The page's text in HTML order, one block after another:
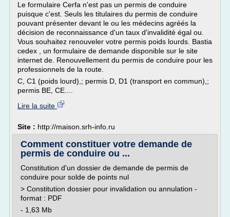
Le formulaire Cerfa n'est pas un permis de conduire
puisque c'est. Seuls les titulaires du permis de conduire
pouvant présenter devant le ou les médecins agréés la
décision de reconnaissance d'un taux d'invalidité égal ou.
Vous souhaitez renouveler votre permis poids lourds. Bastia
cedex , un formulaire de demande disponible sur le site
internet de. Renouvellement du permis de conduire pour les
professionnels de la route.
C, C1 (poids lourd),; permis D, D1 (transport en commun),;
permis BE, CE....
Lire la suite
Site : http://maison.srh-info.ru
Comment constituer votre demande de
permis de conduire ou ...
Constitution d'un dossier de demande de permis de
conduire pour solde de points nul
> Constitution dossier pour invalidation ou annulation -
format : PDF
- 1,63 Mb